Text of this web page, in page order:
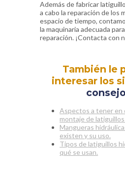
Además de fabricar
a cabo la reparación de los
espacio de tiempo,
la maquinaria adecuada
reparación. ¡Contacta con
También le
interesar los
Aspectos a tener en
montaje de
Mangueras
existen y su uso.
Tipos de latiguillos
qué se usan.